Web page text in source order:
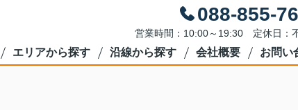
088-855-
営業時間：10:00～19:30 定休日：
エリアから探す 沿線から探す 会社概要 お問い